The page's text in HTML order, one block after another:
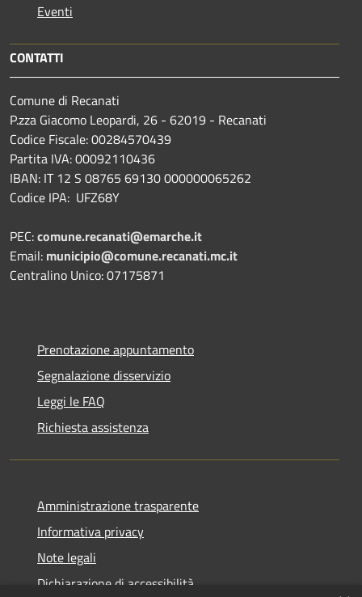
Eventi
CONTATTI
Comune di Recanati
P.zza Giacomo Leopardi, 26 - 62019 - Recanati
Codice Fiscale: 00284570439
Partita IVA: 00092110436
IBAN: IT 12 S 08765 69130 000000065262
Codice IPA: UFZ68Y
PEC:comune.recanati@emarche.it
Email: municipio@comune.recanati.mc.it
Centralino Unico: 07175871
Prenotazione appuntamento
Segnalazione disservizio
Leggi le FAQ
Richiesta assistenza
Amministrazione trasparente
Informativa privacy
Note legali
Dichiarazione di accessibilità